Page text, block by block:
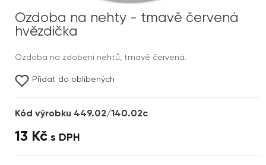
Ozdoba na nehty - tmavě červená
hvězdička
Ozdoba na zdobení nehtů, tmavě červená.
Přidat do oblíbených
Kód výrobku 449.02/140.02c
13 Kč s DPH